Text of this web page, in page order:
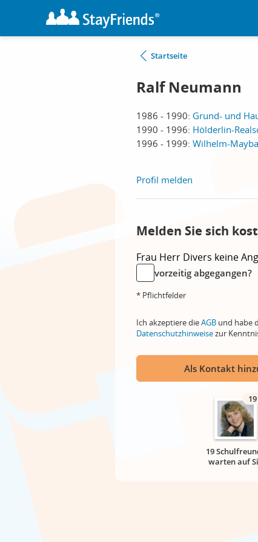
Startseite
Ralf Neumann
1986 - 1990: Grund- und
1990 - 1996: Hölderlin-
1996 - 1999: Wilhelm-
Profil melden
Melden Sie sich
Frau Herr Divers keine
vorzeitig abgegangen?
* Pflichtfelder
Ich akzeptiere dieAGB und habe
Datenschutzhinweisezur
Als Kontakt
19
19
warten auf